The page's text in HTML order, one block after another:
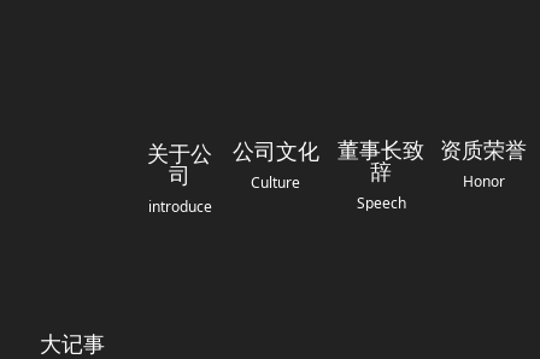
关于公
司
introduce
公司文化
Culture
董事长致
辞
Speech
资质荣誉
Honor
大记事